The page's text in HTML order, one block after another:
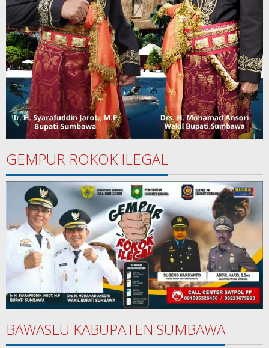
GEMPUR ROKOK ILEGAL
BAWASLU KABUPATEN SUMBAWA